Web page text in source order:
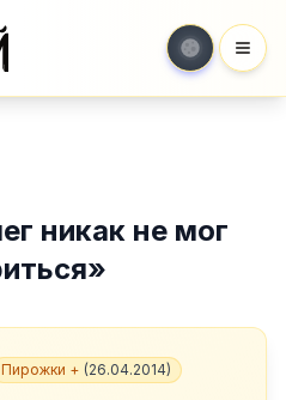
никак не мог
»
Пирожки + (26.04.2014)